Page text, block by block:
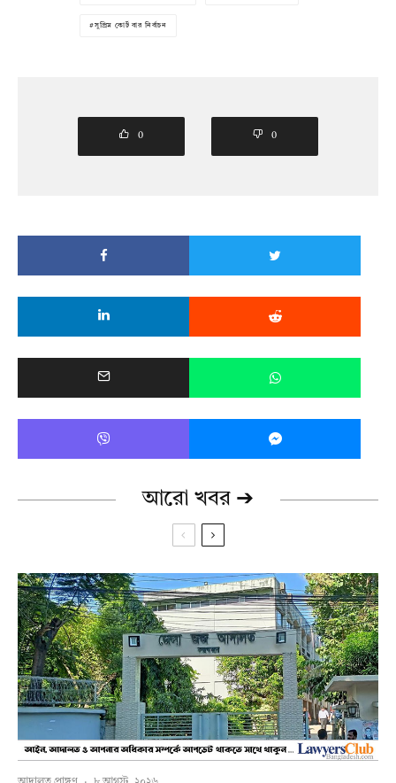
সুপ্রিম কোর্ট বার নির্বাচন
0 0
আরো খবর ➔